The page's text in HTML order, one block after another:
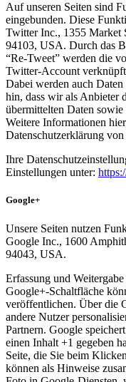
Auf unseren Seiten sind
eingebunden. Diese
Twitter Inc., 1355 Market
94103, USA. Durch das
“Re-Tweet” werden die
Twitter-Account
Dabei werden auch
hin, dass wir als Anbieter
übermittelten Daten
Weitere Informationen
Datenschutzerklärung
Ihre
Einstellungen unter:
Google+
Unsere Seiten nutzen
Google Inc., 1600
94043, USA.
Erfassung und
Google+-Schaltfläche
veröffentlichen. Über die
andere Nutzer
Partnern. Google
einen Inhalt +1 gegeben
Seite, die Sie beim
können als Hinweise